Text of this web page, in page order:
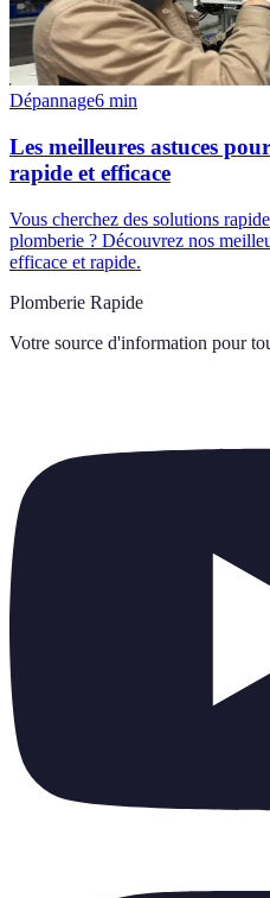
Dépannage6 min
Les meilleures astuces
rapide et efficace
Vous cherchez des solutions
plomberie ? Découvrez nos
efficace et rapide.
Plomberie Rapide
Votre source d'information pour